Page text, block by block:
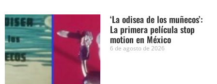
‘La odisea de los muñecos’:
La primera película stop
motion en México
6 de agosto de 2026